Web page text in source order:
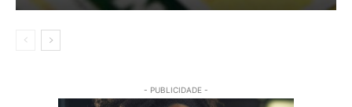
- PUBLICIDADE -